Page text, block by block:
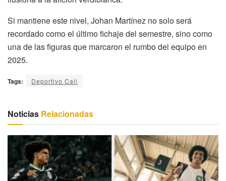
Si mantiene este nivel, Johan Martínez no solo será
recordado como el último fichaje del semestre, sino como
una de las figuras que marcaron el rumbo del equipo en
2025.
Tags: Deportivo Cali
Noticias Relacionadas